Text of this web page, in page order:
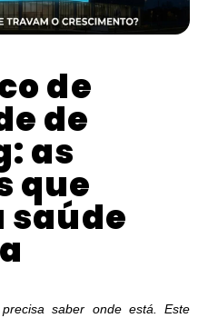
de
de
as
que
saúde
saber onde está. Este